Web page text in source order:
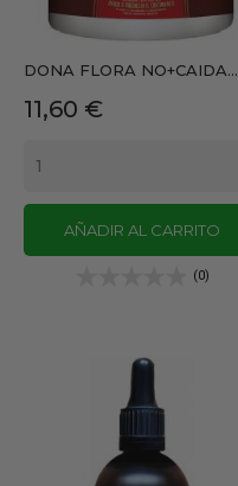
DONA FLORA NO+CAIDA...
Precio
11,60 €
AÑADIR AL CARRITO
(0)